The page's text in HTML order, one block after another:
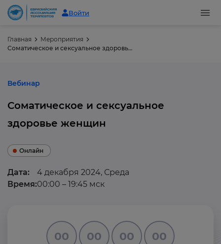
Войти
Главная
Мероприятия
Соматическое и сексуальное здоровье женщин
Вебинар
Соматическое и сексуальное
здоровье женщин
Онлайн
Дата:
4 декабря 2024, Среда
Время:00:00 – 19:45 мск
00 00 00 00